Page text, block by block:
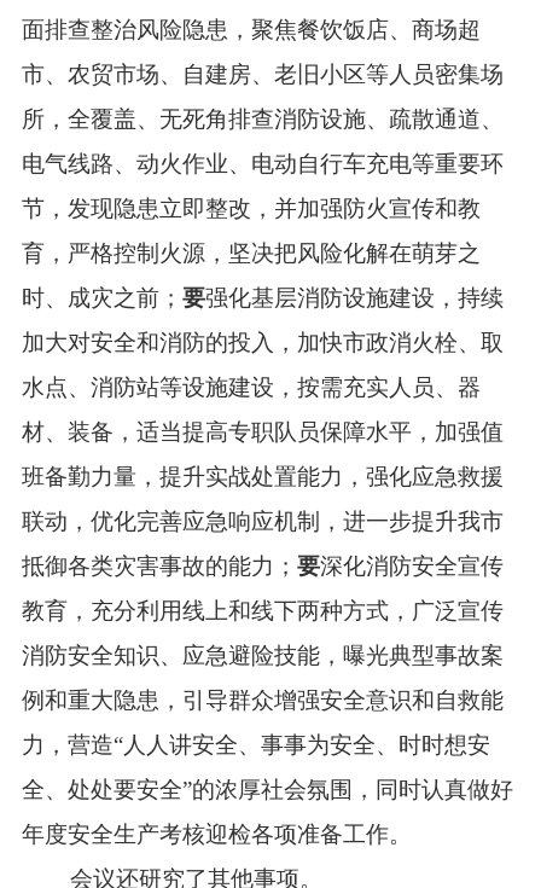
面排查整治风险隐患，聚焦餐饮饭店、商场超
市、农贸市场、自建房、老旧小区等人员密集场
所，全覆盖、无死角排查消防设施、疏散通道、
电气线路、动火作业、电动自行车充电等重要环
节，发现隐患立即整改，并加强防火宣传和教
育，严格控制火源，坚决把风险化解在萌芽之
时、成灾之前； 要强化基层消防设施建设，持续
加大对安全和消防的投入，加快市政消火栓、取
水点、消防站等设施建设，按需充实人员、器
材、装备，适当提高专职队员保障水平，加强值
班备勤力量，提升实战处置能力，强化应急救援
联动，优化完善应急响应机制，进一步提升我市
抵御各类灾害事故的能力； 要深化消防安全宣传
教育，充分利用线上和线下两种方式，广泛宣传
消防安全知识、应急避险技能，曝光典型事故案
例和重大隐患，引导群众增强安全意识和自救能
力，营造“人人讲安全、事事为安全、时时想安
全、处处要安全”的浓厚社会氛围，同时认真做好
年度安全生产考核迎检各项准备工作。
会议还研究了其他事项。